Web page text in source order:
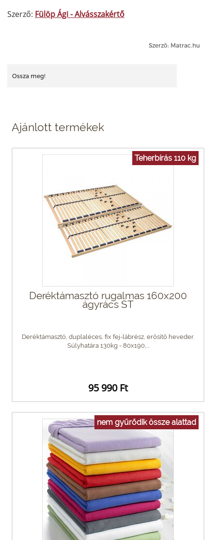
Szerző: Fülöp Ági - Alvásszakértő
Szerző: Matrac.hu
Ossza meg!
Ajánlott termékek
Teherbírás 110 kg
Deréktámasztó rugalmas 160x200
ágyrács ST
Deréktámasztó, duplaléces, fix fej-lábrész, erősítő heveder.
Súlyhatára 130kg - 80x190,...
95 990 Ft
nem gyűrődik össze alattad